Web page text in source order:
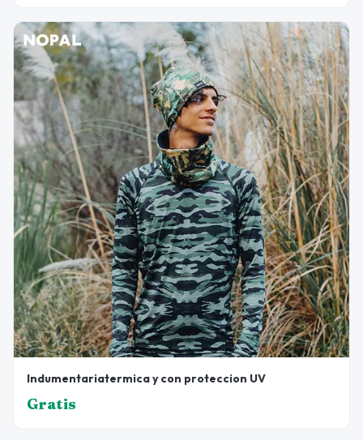
Indumentariatermica y con proteccion UV
Gratis